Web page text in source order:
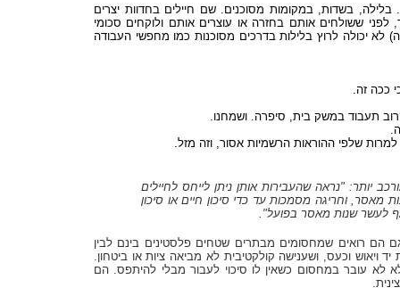
בשדות, במקומות מסוכנים. שם חיילים בחדוות יצרים
ששולחים אותם בחזרה או עוצרים אותם ולוקחים סכומי
יכולה לרוץ בלילות בדרכים מסוכנות כמו מחפשי העבודה
ככה זה.
תעבוד במשק בית, סיפרה. ושמחנו.
שלפי ההוראות הרשמיות אסור, וזה מזל.
יותר: "נראה שהעבירות אותן ניתן לייחס לחיילים
מאסר, וחריגה מסמכות עד כדי סיכון חיים או סיכון
אף לעשר שנות מאסר בפועל".
הם רואים שמחסומים מבתרים שטחים פלסטינים בינם לבין
ויאוש וכעס, ושענישה קולקטיבית לא מביאה ציות או ביטחון.
לא עובר במחסום כשאין לו סיכוי לעבור מבלי להיתפס. הם